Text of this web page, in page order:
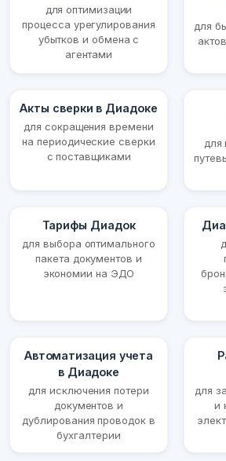
для оптимизации
процесса урегулирования
убытков и обмена с
агентами
для
Акты сверки в Диадоке
для сокращения времени
на периодические сверки
с поставщиками
для
Тарифы Диадок
для выбора оптимального
пакета документов и
экономии на ЭДО
Автоматизация учета
в Диадоке
для исключения потери
документов и
дублирования проводок в
бухгалтерии
для
и